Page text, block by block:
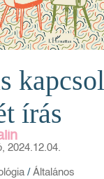
írás
2024.12.04.
/ Általános